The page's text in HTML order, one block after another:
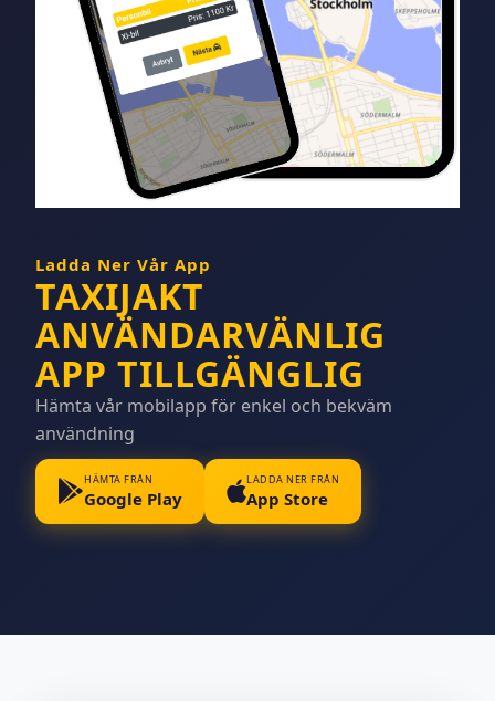
Ladda Ner Vår App
TAXIJAKT
ANVÄNDARVÄNLIG
APP TILLGÄNGLIG
Hämta vår mobilapp för enkel och bekväm
användning
HÄMTA FRÅN
Google Play
LADDA NER FRÅN
App Store